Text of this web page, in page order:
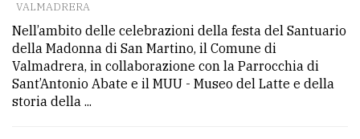
VALMADRERA
Nell’ambito delle celebrazioni della festa del Santuario
della Madonna di San Martino, il Comune di
Valmadrera, in collaborazione con la Parrocchia di
Sant’Antonio Abate e il MUU - Museo del Latte e della
storia della ...